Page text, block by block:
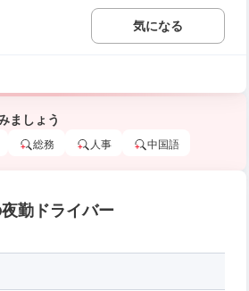
気になる
ましょう
総務 人事 中国語
勤ドライバー